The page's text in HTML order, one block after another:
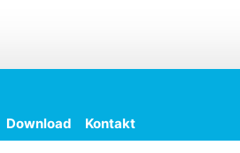
Download Kontakt